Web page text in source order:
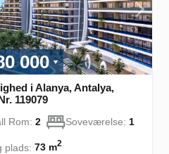
000
i Alanya, Antalya,
119079
Rom: 2 Soveværelse: 1
plads: 73 m2